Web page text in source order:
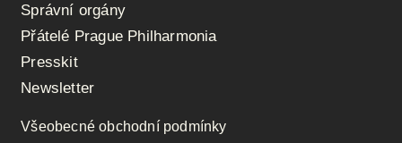
Správní orgány
Přátelé Prague Philharmonia
Presskit
Newsletter
Všeobecné obchodní podmínky